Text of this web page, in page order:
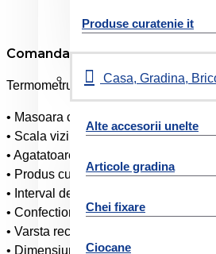
Produse curatenie it
Casa, Gradina,
Alte accesorii unelte
Articole gradina
Chei fixare
Ciocane
Comanda online Termometru
Termometru pentru baie si camera,
• Masoara cu precizie temperatura
• Scala vizibila, cu marcaj pentru
• Agatatoare inclusa pe spatele
• Produs cu "Certificat de siguranta
• Interval de masurare: de la 0 °C
• Confectionat din material plastic,
• Varsta recomandata: de la 0 + luni
• Dimensiuni: aprox. 10 x 6 cm